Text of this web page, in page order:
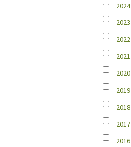
2024
2023
2022
2021
2020
2019
2018
2017
2016